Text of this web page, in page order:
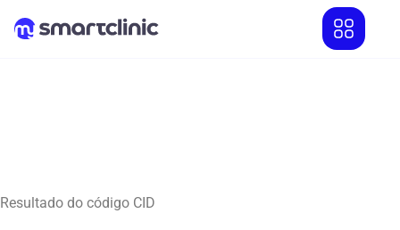
Resultado do código CID